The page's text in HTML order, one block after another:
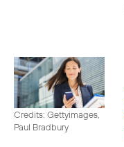
Credits: Gettyimages,
Paul Bradbury